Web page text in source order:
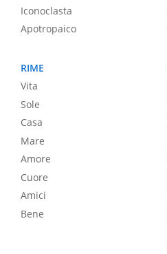
Iconoclasta
Apotropaico
RIME
Vita
Sole
Casa
Mare
Amore
Cuore
Amici
Bene